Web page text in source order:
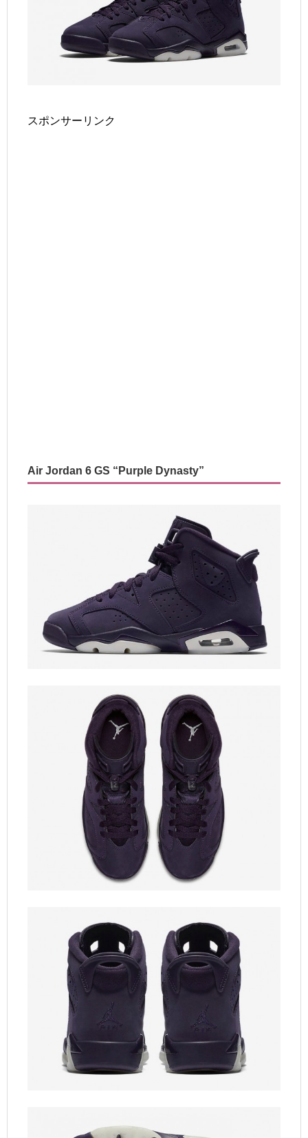
スポンサーリンク
Air Jordan 6 GS “Purple Dynasty”